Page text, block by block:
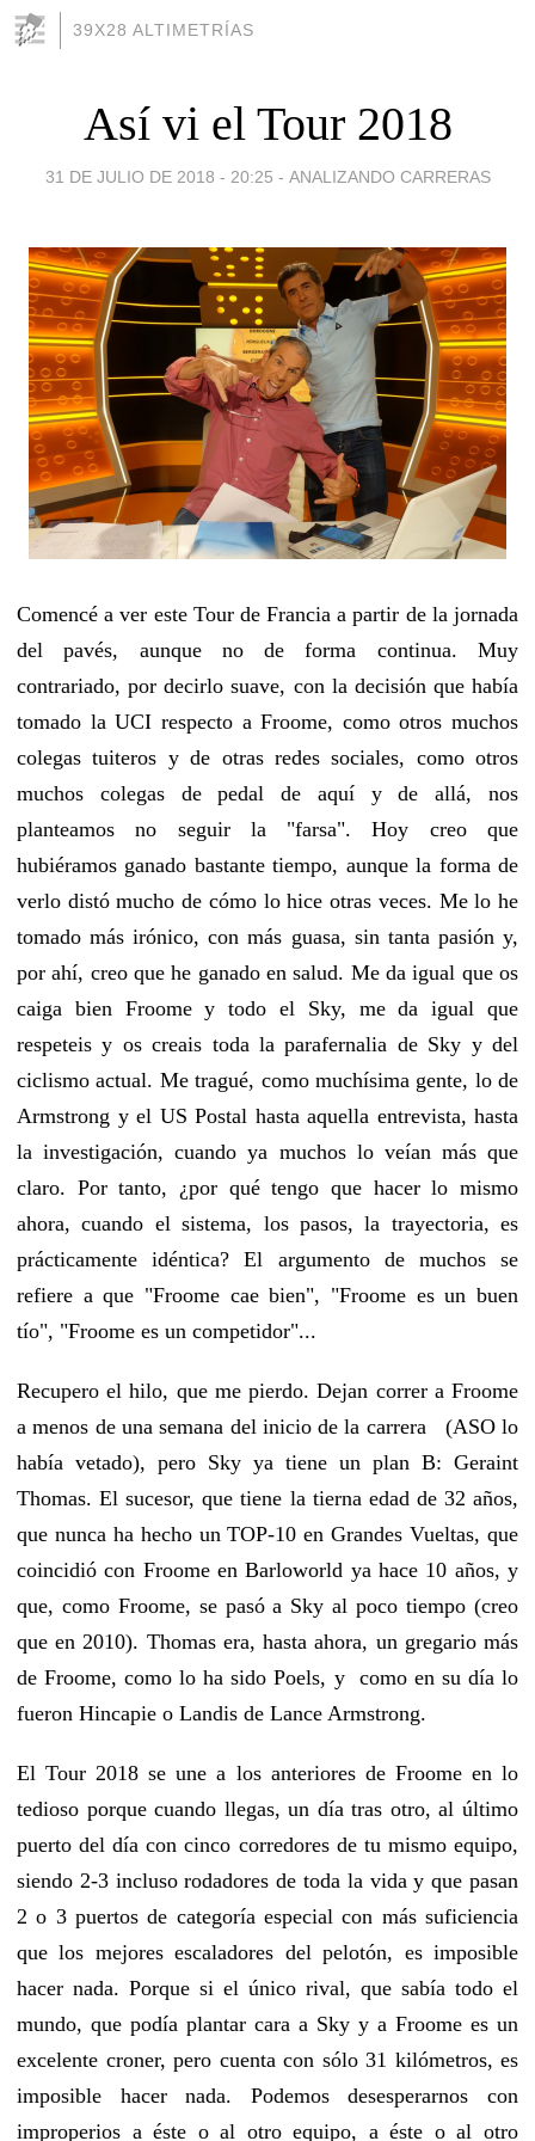
39X28 ALTIMETRÍAS
Así vi el Tour 2018
31 DE JULIO DE 2018 - 20:25 - ANALIZANDO CARRERAS
Comencé a ver este Tour de Francia a partir de la jornada
del pavés, aunque no de forma continua. Muy
contrariado, por decirlo suave, con la decisión que había
tomado la UCI respecto a Froome, como otros muchos
colegas tuiteros y de otras redes sociales, como otros
muchos colegas de pedal de aquí y de allá, nos
planteamos no seguir la "farsa". Hoy creo que
hubiéramos ganado bastante tiempo, aunque la forma de
verlo distó mucho de cómo lo hice otras veces. Me lo he
tomado más irónico, con más guasa, sin tanta pasión y,
por ahí, creo que he ganado en salud. Me da igual que os
caiga bien Froome y todo el Sky, me da igual que
respeteis y os creais toda la parafernalia de Sky y del
ciclismo actual. Me tragué, como muchísima gente, lo de
Armstrong y el US Postal hasta aquella entrevista, hasta
la investigación, cuando ya muchos lo veían más que
claro. Por tanto, ¿por qué tengo que hacer lo mismo
ahora, cuando el sistema, los pasos, la trayectoria, es
prácticamente idéntica? El argumento de muchos se
refiere a que "Froome cae bien", "Froome es un buen
tío", "Froome es un competidor"...
Recupero el hilo, que me pierdo. Dejan correr a Froome
a menos de una semana del inicio de la carrera (ASO lo
había vetado), pero Sky ya tiene un plan B: Geraint
Thomas. El sucesor, que tiene la tierna edad de 32 años,
que nunca ha hecho un TOP-10 en Grandes Vueltas, que
coincidió con Froome en Barloworld ya hace 10 años, y
que, como Froome, se pasó a Sky al poco tiempo (creo
que en 2010). Thomas era, hasta ahora, un gregario más
de Froome, como lo ha sido Poels, y como en su día lo
fueron Hincapie o Landis de Lance Armstrong.
El Tour 2018 se une a los anteriores de Froome en lo
tedioso porque cuando llegas, un día tras otro, al último
puerto del día con cinco corredores de tu mismo equipo,
siendo 2-3 incluso rodadores de toda la vida y que pasan
2 o 3 puertos de categoría especial con más suficiencia
que los mejores escaladores del pelotón, es imposible
hacer nada. Porque si el único rival, que sabía todo el
mundo, que podía plantar cara a Sky y a Froome es un
excelente croner, pero cuenta con sólo 31 kilómetros, es
imposible hacer nada. Podemos desesperarnos con
improperios a éste o al otro equipo, a éste o al otro